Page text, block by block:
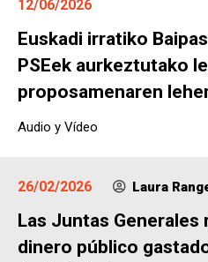
12/06/2026
Euskadi irratiko
PSEek aurkeztutako
proposamenaren
Audio y Vídeo
26/02/2026 Laura
Las Juntas Generales
dinero público